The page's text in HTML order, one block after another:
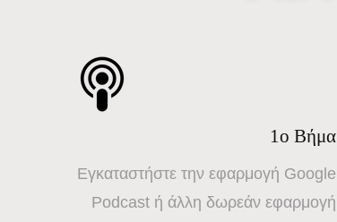
1ο Βήμα
Εγκαταστήστε την εφαρμογή Google
Podcast ή άλλη δωρεάν εφαρμογή